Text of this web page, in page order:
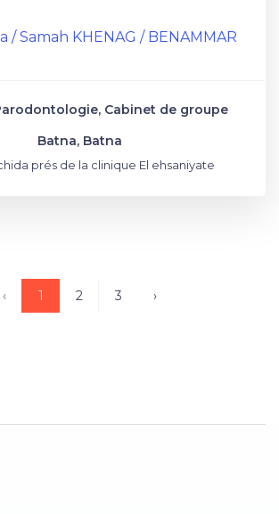
/ Samah KHENAG / BENAMMAR
Cabinet de groupe
Batna, Batna
prés de la clinique El ehsaniyate
‹ 1 2 3 ›